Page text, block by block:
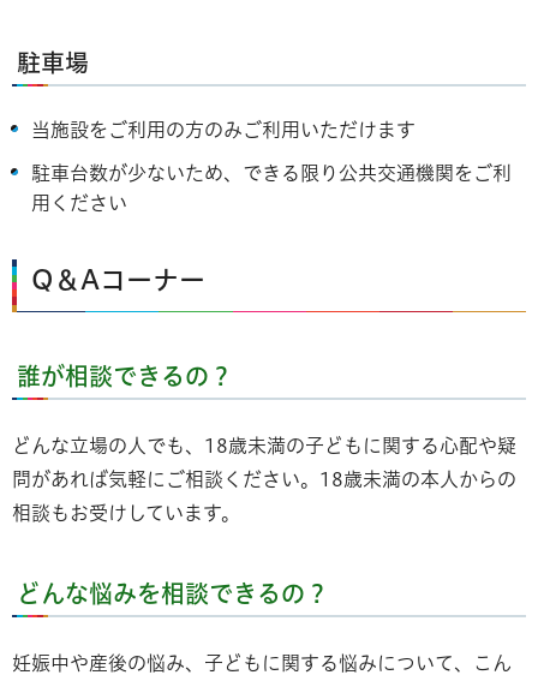
駐車場
当施設をご利用の方のみご利用いただけます
駐車台数が少ないため、できる限り公共交通機関をご利
用ください
Q＆Aコーナー
誰が相談できるの？
どんな立場の人でも、18歳未満の子どもに関する心配や疑
問があれば気軽にご相談ください。18歳未満の本人からの
相談もお受けしています。
どんな悩みを相談できるの？
妊娠中や産後の悩み、子どもに関する悩みについて、こん